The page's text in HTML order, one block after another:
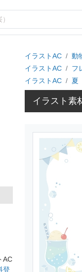
AC
登
イラストAC 動
イラストAC
フ
イラストAC
夏
イラスト素